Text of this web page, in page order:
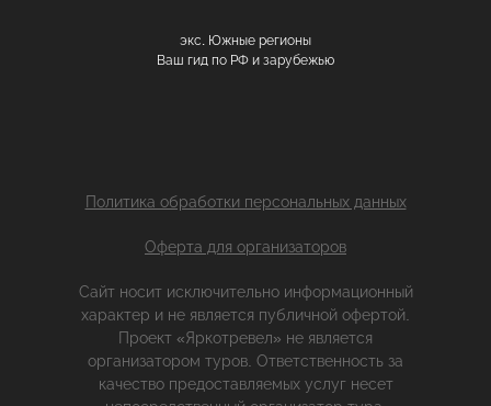
экс. Южные регионы
Ваш гид по РФ и зарубежью
Политика обработки персональных данных
Оферта для организаторов
Сайт носит исключительно информационный
характер и не является публичной офертой.
Проект «Яркотревел» не является
организатором туров. Ответственность за
качество предоставляемых услуг несет